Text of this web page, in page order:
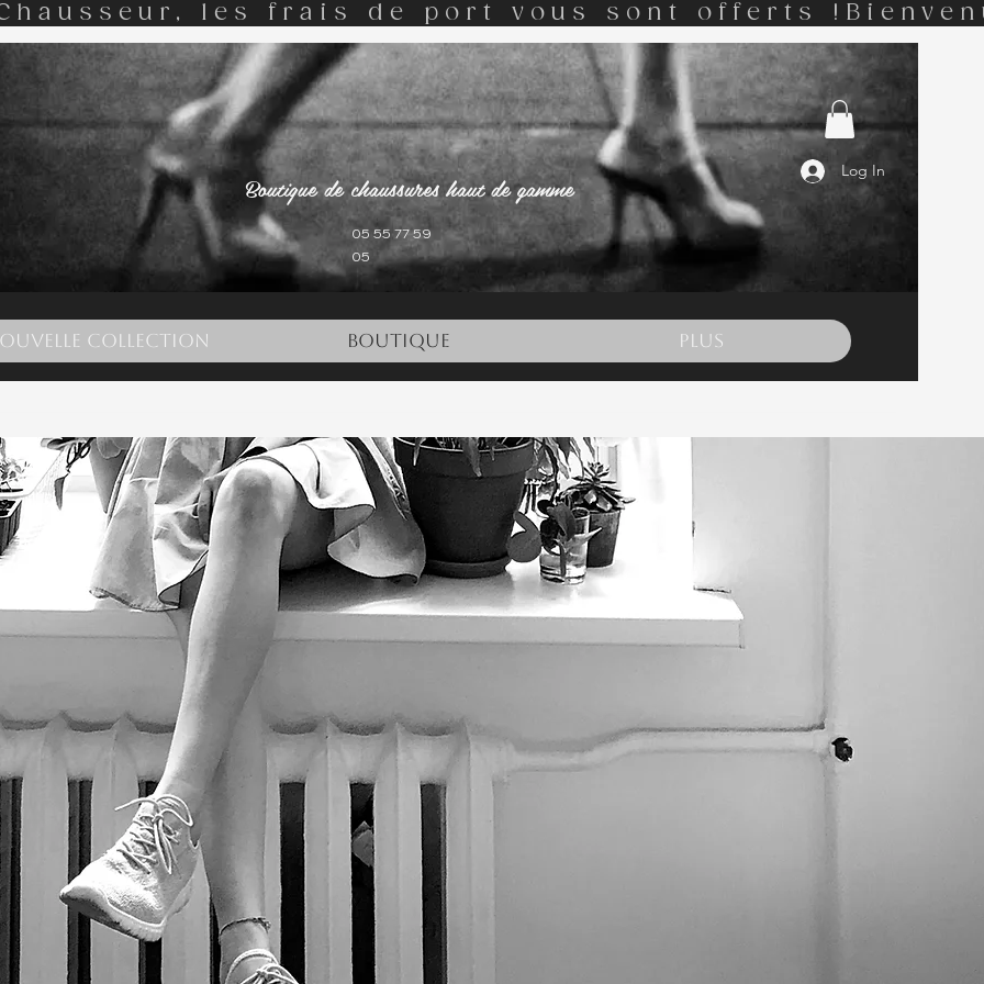
les frais de port vous sont offerts !
Boutique de chaussures haut de gamme Log In
05 55 77 59
05
Collection Boutique Plus
Bienvenue sur notre site !
La Team MJ